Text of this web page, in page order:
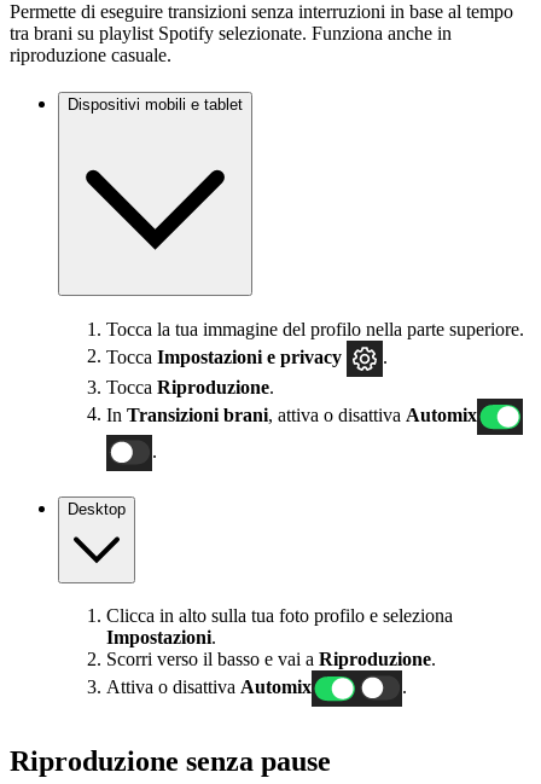
Permette di eseguire transizioni senza interruzioni in base al tempo
tra brani su playlist Spotify selezionate. Funziona anche in
riproduzione casuale.
Dispositivi mobili e tablet
Tocca la tua immagine del profilo nella parte superiore.
Tocca Impostazioni e privacy
.
Tocca Riproduzione.
In Transizioni brani, attiva o disattiva Automix
.
Desktop
Clicca in alto sulla tua foto profilo e seleziona
Impostazioni.
Scorri verso il basso e vai a Riproduzione.
Attiva o disattiva Automix .
Riproduzione senza pause